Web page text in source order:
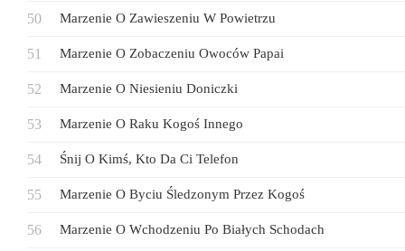
Marzenie O Zawieszeniu W Powietrzu
Marzenie O Zobaczeniu Owoców Papai
Marzenie O Niesieniu Doniczki
Marzenie O Raku Kogoś Innego
Śnij O Kimś, Kto Da Ci Telefon
Marzenie O Byciu Śledzonym Przez Kogoś
Marzenie O Wchodzeniu Po Białych Schodach